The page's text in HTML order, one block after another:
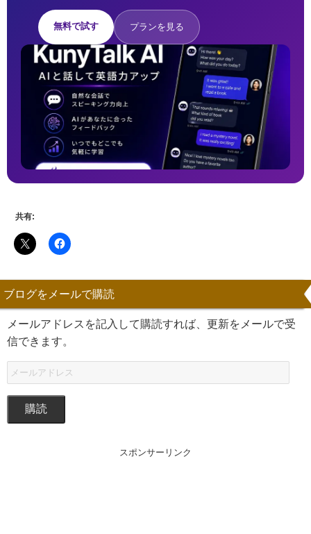
無料で試す プランを見る
共有:
ブログをメールで購読
メールアドレスを記入して購読すれば、更新をメールで受
信できます。
購読
スポンサーリンク